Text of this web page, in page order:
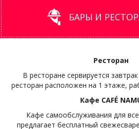
БАРЫ И
Ресторан
В ресторане сервируется
ресторан расположен на 1 этаже,
Кафе CAFÉ
Кафе самообслуживания для
предлагает бесплатный